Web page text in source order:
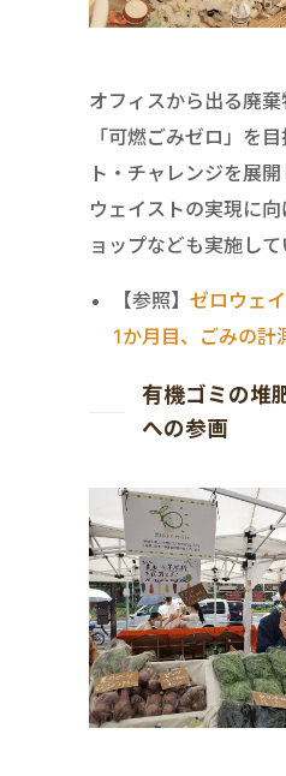
オフィスから出る廃棄
「可燃ごみゼロ」を
ト・チャレンジを展
ウェイストの実現に
ョップなども実施して
【参照】 ゼロウェ
1か月目、ごみの計
有機ゴミの堆
への参画